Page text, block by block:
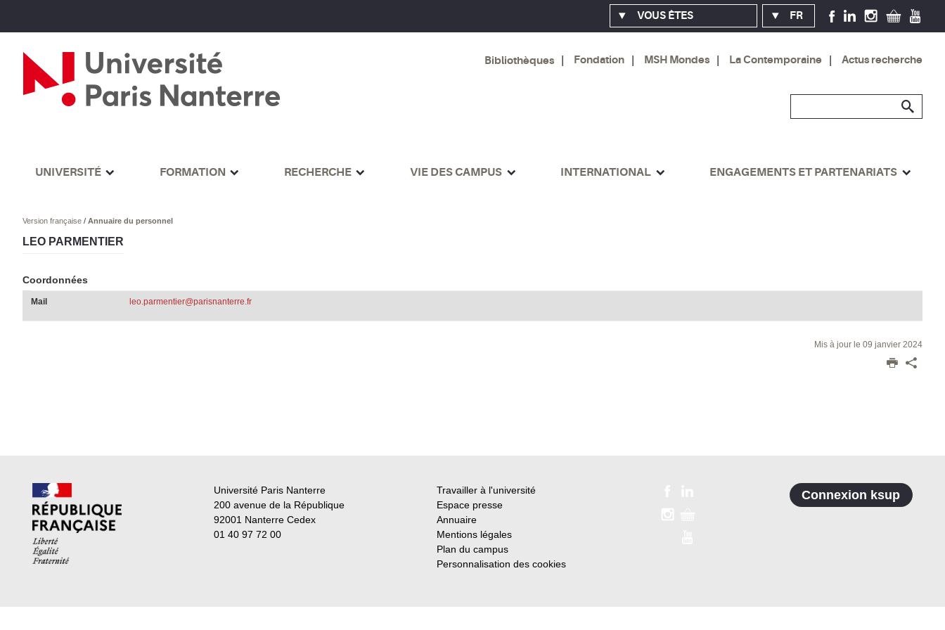
VOUS ÊTES FR
Bibliothèques Fondation MSH Mondes La Contemporaine Actus recherche
UNIVERSITÉ FORMATION RECHERCHE VIE DES CAMPUS INTERNATIONAL ENGAGEMENTS ET PARTENARIATS
Version française/ Annuaire du personnel
LEO PARMENTIER
Coordonnées
Mail leo.parmentier@parisnanterre.fr
Mis à jour le 09 janvier 2024
Université Paris Nanterre
200 avenue de la République
92001 Nanterre Cedex
01 40 97 72 00
Travailler à l'université
Espace presse
Annuaire
Mentions légales
Plan du campus
Personnalisation des cookies
Connexion ksup